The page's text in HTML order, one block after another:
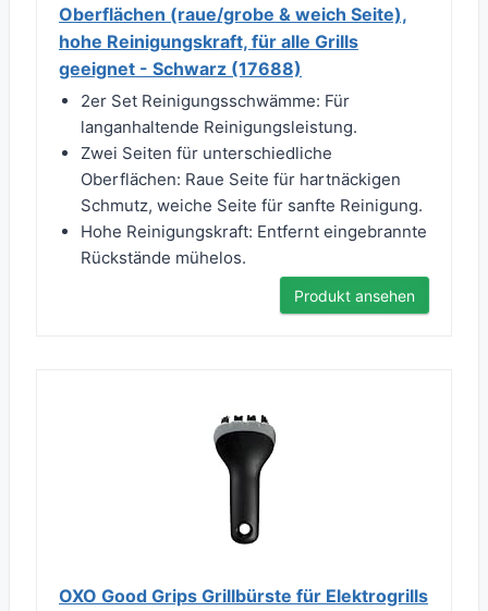
Oberflächen (raue/grobe & weich Seite),
hohe Reinigungskraft, für alle Grills
geeignet - Schwarz (17688)
2er Set Reinigungsschwämme: Für
langanhaltende Reinigungsleistung.
Zwei Seiten für unterschiedliche
Oberflächen: Raue Seite für hartnäckigen
Schmutz, weiche Seite für sanfte Reinigung.
Hohe Reinigungskraft: Entfernt eingebrannte
Rückstände mühelos.
Produkt ansehen
OXO Good Grips Grillbürste für Elektrogrills